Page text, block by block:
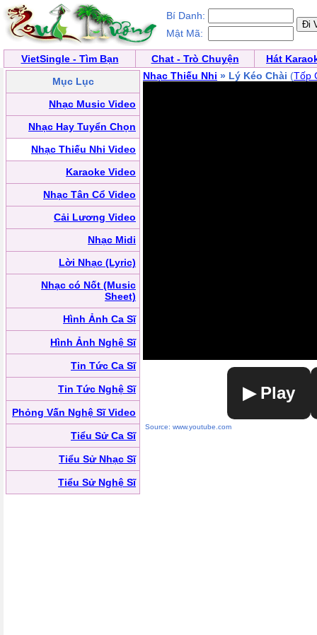
Bí Danh:
Mật Mã:
VietSingle - Tìm Bạn Chat - Trò Chuyện
Hát
Mục Lục
Nhạc Music Video
Nhạc Hay Tuyển Chọn
Nhạc Thiếu Nhi Video
Karaoke Video
Nhạc Tân Cổ Video
Cải Lương Video
Nhạc Midi
Lời Nhạc (Lyric)
Nhạc có Nốt (Music
Sheet)
Hình Ảnh Ca Sĩ
Hình Ảnh Nghệ Sĩ
Tin Tức Ca Sĩ
Tin Tức Nghệ Sĩ
Phỏng Vấn Nghệ Sĩ Video
Tiểu Sử Ca Sĩ
Tiểu Sử Nhạc Sĩ
Tiểu Sử Nghệ Sĩ
Nhạc Thiếu Nhi » Lý Kéo Chài (Tốp
▶ Play
Source: www.youtube.com